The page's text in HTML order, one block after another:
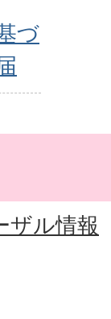
づ
ザル情報